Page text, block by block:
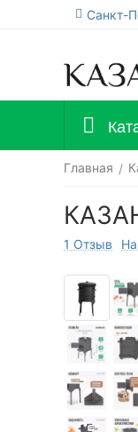
Санкт-
Главная /
1 Отзыв